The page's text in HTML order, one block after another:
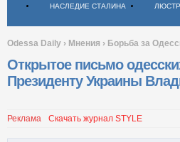
НАСЛЕДИЕ СТАЛИНА
Odessa Daily › Мнения › Борьба за
Открытое письмо
Президенту Украины
Реклама Скачать журнал STYLE